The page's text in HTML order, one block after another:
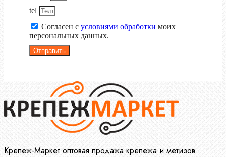
tel
Согласен с условиями обработки моих
персональных данных.
Отправить
Крепеж-Маркет оптовая продажа крепежа и метизов